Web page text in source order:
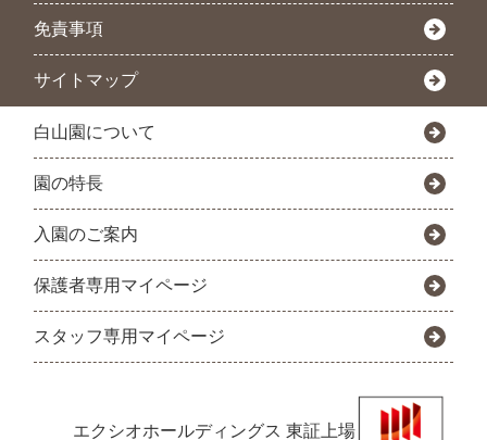
免責事項
サイトマップ
白山園について
園の特長
入園のご案内
保護者専用マイページ
スタッフ専用マイページ
エクシオホールディングス 東証上場